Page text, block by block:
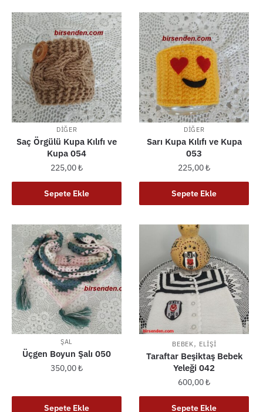
DIĞER
Saç Örgülü Kupa Kılıfı ve
Kupa 054
225,00₺
Sepete Ekle
DIĞER
Sarı Kupa Kılıfı ve Kupa
053
225,00₺
Sepete Ekle
ŞAL
Üçgen Boyun Şalı 050
350,00₺
Sepete Ekle
BEBEK, ELIŞI
Taraftar Beşiktaş Bebek
Yeleği 042
600,00₺
Sepete Ekle